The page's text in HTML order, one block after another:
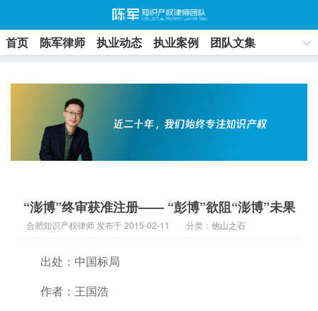
首页 陈军律师 执业动态 执业案例
团队文集
“澎博”终审获准注册—— “彭博”欲阻“澎博”未果
合肥知识产权律师 发布于 2015-02-11 分类： 他山之石
出处：中国标局
作者：王国浩